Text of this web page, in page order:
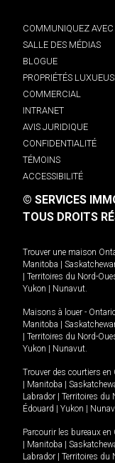
COMMUNIQUEZ
SALLE DES MÉDIAS
BLOGUE
PROPRIÉTÉS
COMMERCIAL
INTRANET
AVIS JURIDIQUE
CONFIDENTIALITÉ
TÉMOINS
ACCESSIBILITÉ
© SERVICES
TOUS DROITS
Trouver une maison
Manitoba
Territoires du Nord-
Yukon
Nunavut.
Maisons à louer -
Manitoba
Territoires du Nord-
Yukon
Nunavut.
Trouver des courtiers en
Manitoba
Labrador
Territoires du
Édouard
Yukon
Parcourir les bureaux en
Manitoba
Labrador
Territoires du